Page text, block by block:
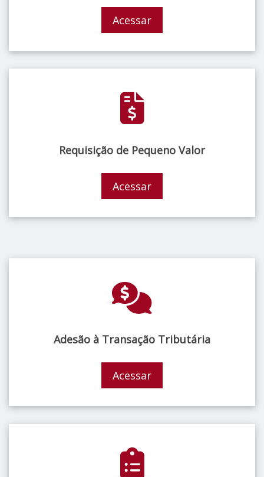
Acessar
Requisição de Pequeno Valor
Acessar
Adesão à Transação Tributária
Acessar